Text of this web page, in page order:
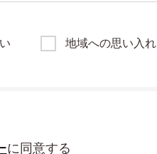
地域への思い入れ
に同意する